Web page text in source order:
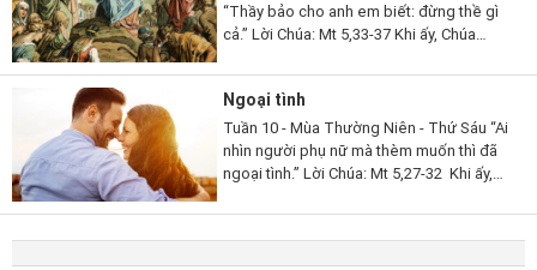
“Thầy bảo cho anh em biết: đừng thề gì
cả.” Lời Chúa: Mt 5,33-37 Khi ấy, Chúa
con lại còn nghe dạy người...
Ngoại tình
Tuần 10 - Mùa Thường Niên - Thứ Sáu “Ai
nhìn người phụ nữ mà thèm muốn thì đã
ngoại tình.” Lời Chúa: Mt 5,27-32 Khi ấy,
“Các con đã nghe dạy...